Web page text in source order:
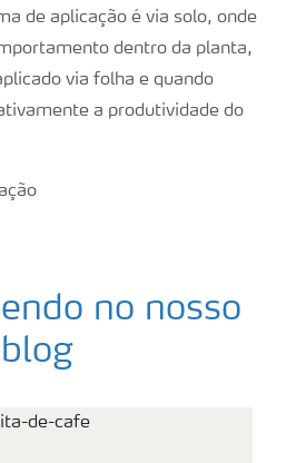
de aplicação é via solo, onde
dentro da planta,
via folha e quando
a produtividade do
no nosso
blog